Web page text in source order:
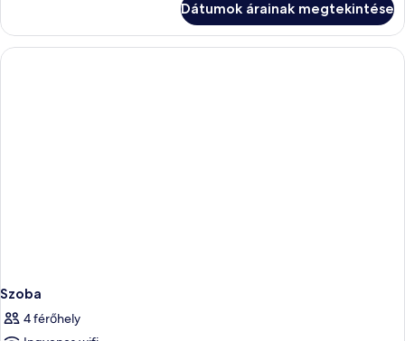
Dátumok árainak megtekintése
Szoba
4 férőhely